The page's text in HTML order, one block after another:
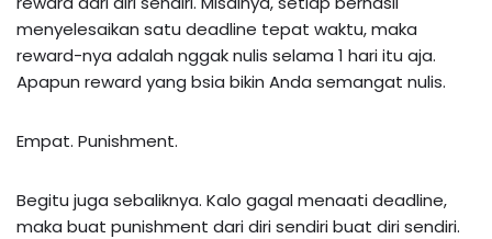
menyelesaikan satu deadline tepat waktu, maka
reward-nya adalah nggak nulis selama 1 hari itu aja.
Apapun reward yang bsia bikin Anda semangat nulis.
Empat. Punishment.
Begitu juga sebaliknya. Kalo gagal menaati deadline,
maka buat punishment dari diri sendiri buat diri sendiri.